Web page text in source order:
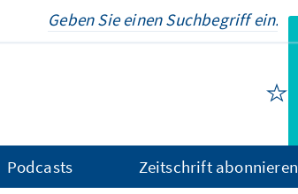
Podcasts Zeitschrift abonnieren